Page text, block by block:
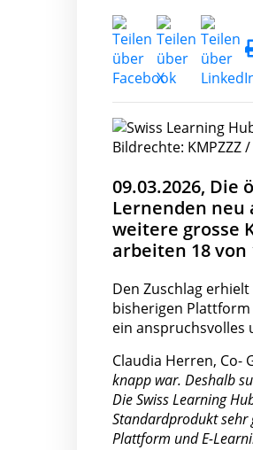
Bildrechte: KMPZZZ
09.03.2026,
Lernenden neu
weitere grosse
arbeiten 18 von
Den Zuschlag
bisherigen
ein anspruchsvolles
Claudia Herren, Co-
knapp war. Deshalb
Die Swiss Learning
Standardprodukt sehr
Plattform und E-